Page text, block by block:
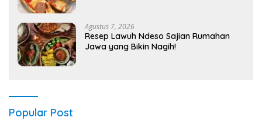
Agustus 7, 2026
Resep Lawuh Ndeso Sajian Rumahan
Jawa yang Bikin Nagih!
Popular Post